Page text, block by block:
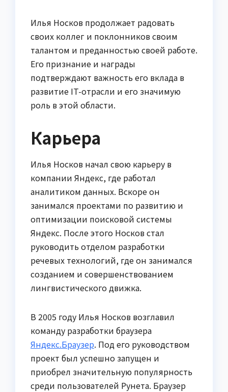
Илья Носков продолжает радовать
своих коллег и поклонников своим
талантом и преданностью своей работе.
Его признание и награды
подтверждают важность его вклада в
развитие IT-отрасли и его значимую
роль в этой области.
Карьера
Илья Носков начал свою карьеру в
компании Яндекс, где работал
аналитиком данных. Вскоре он
занимался проектами по развитию и
оптимизации поисковой системы
Яндекс. После этого Носков стал
руководить отделом разработки
речевых технологий, где он занимался
созданием и совершенствованием
лингвистического движка.
В 2005 году Илья Носков возглавил
команду разработки браузера
Яндекс.Браузер. Под его руководством
проект был успешно запущен и
приобрел значительную популярность
среди пользователей Рунета. Браузер